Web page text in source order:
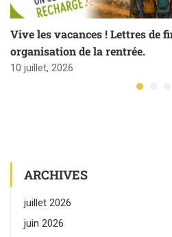
Vive les vacances ! Lettres de
organisation de la rentrée.
10 juillet, 2026
ARCHIVES
juillet 2026
juin 2026